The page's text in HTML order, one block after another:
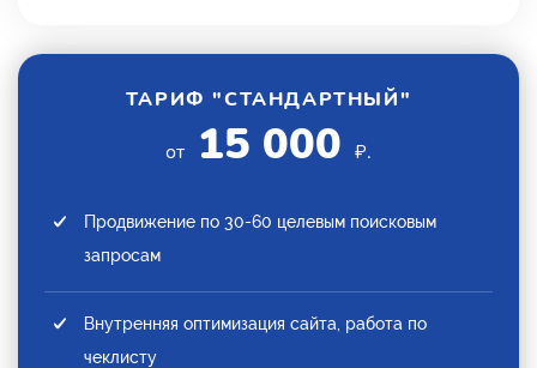
ТАРИФ "СТАНДАРТНЫЙ"
от 15 000 ₽.
Продвижение по 30-60 целевым поисковым
запросам
Внутренняя оптимизация сайта, работа по
чеклисту